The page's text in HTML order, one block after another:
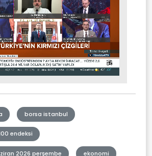
borsa istanbul
endeksi
2026 perşembe ekonomi